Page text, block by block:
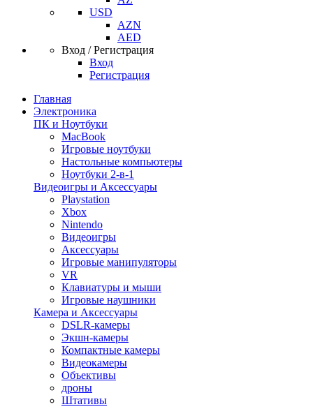
USD
AZN
AED
Вход / Регистрация
Вход
Регистрация
Главная
Электроника
ПК и Ноутбуки
MacBook
Игровые ноутбуки
Настольные компьютеры
Ноутбуки 2-в-1
Видеоигры и Аксессуары
Playstation
Xbox
Nintendo
Видеоигры
Аксессуары
Игровые манипуляторы
VR
Клавиатуры и мыши
Игровые наушники
Камера и Аксессуары
DSLR-камеры
Экшн-камеры
Компактные камеры
Видеокамеры
Объективы
дроны
Штативы